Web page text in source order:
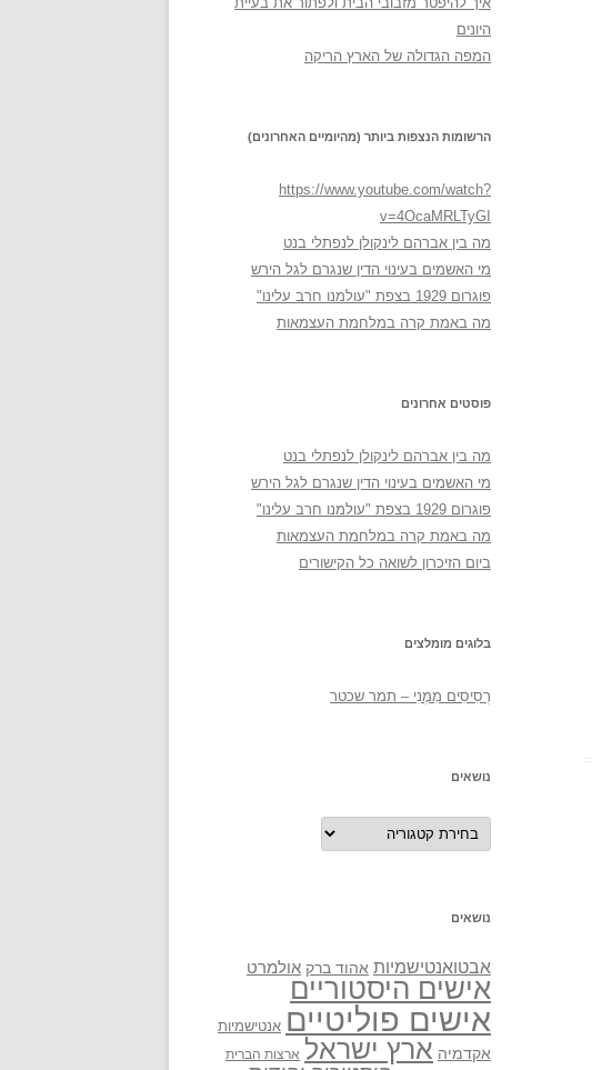
היונים
המפה הגדולה של הארץ הריקה
הרשומות הנצפות ביותר (מהיומיים האחרונים)
https://www.youtube.com/watch?
v=4OcaMRLTyGI
מה בין אברהם לינקולן לנפתלי בנט
מי האשמים בעינוי הדין שנגרם לגל הירש
פוגרום 1929 בצפת "עולמנו חרב עלינו"
מה באמת קרה במלחמת העצמאות
פוסטים אחרונים
מה בין אברהם לינקולן לנפתלי בנט
מי האשמים בעינוי הדין שנגרם לגל הירש
פוגרום 1929 בצפת "עולמנו חרב עלינו"
מה באמת קרה במלחמת העצמאות
ביום הזיכרון לשואה כל הקישורים
בלוגים מומלצים
רְסִיסִים מִמֶנִי – תמר שכטר
נושאים
נושאים
נושאים
אבטואנטישמיות אהוד ברק אולמרט
אישים היסטוריים
אישים פוליטיים אנטישמיות
אקדמיה ארץ ישראל ארצות הברית